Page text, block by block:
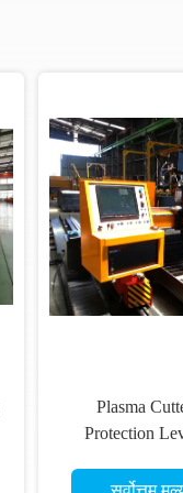
Plasma
Protection